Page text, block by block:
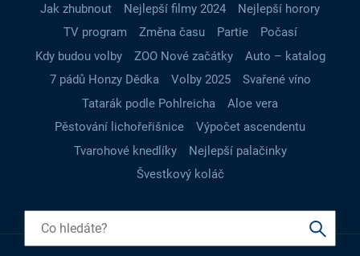
Jak zhubnout Nejlepší filmy 2024
Nejlepší horory
TV program
Změna času Partie
Počasí
Kdy budou volby
ZOO Nové začátky
Auto – katalog
7 pádů Honzy Dědka
Volby 2025
Svařené víno
Tatarák podle Pohlreicha
Aloe vera
Pěstování lichořeřišnice
Výpočet ascendentu
Tvarohové knedlíky
Nejlepší palačinky
Švestkový koláč